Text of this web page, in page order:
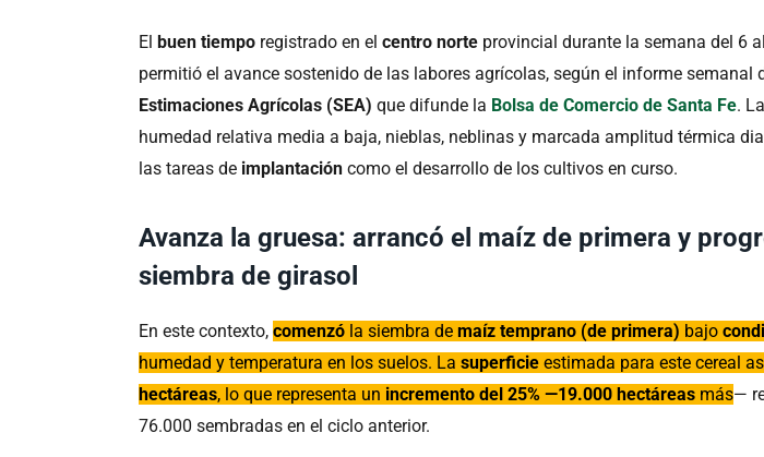
El buen tiempo registrado en elcentro norte provincial durante la semana del 6
permitió el avance sostenido de las labores agrícolas, según el informe semanal
Estimaciones Agrícolas (SEA) que difunde la Bolsa de Comercio de Santa Fe.
humedad relativa media a baja, nieblas, neblinas y marcada amplitud térmica
las tareas de implantacióncomo el desarrollo de los cultivos en curso.
Avanza la gruesa: arrancó el maíz de primera y
siembra de girasol
En este contexto,comenzó la siembra demaíz temprano (de primera) bajo
humedad y temperatura en los suelos. Lasuperficieestimada para este cereal
hectáreas, lo que representa un incremento del 25% —19.000 hectáreas más—
76.000 sembradas en el ciclo anterior.